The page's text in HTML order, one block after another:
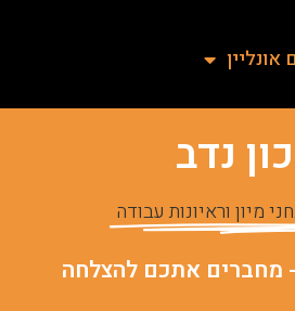
נדב
מיון וראיונות עבודה